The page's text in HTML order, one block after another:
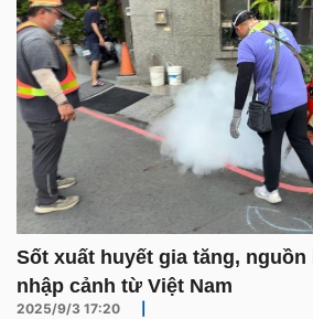
Sốt xuất huyết gia tăng,
nhập cảnh từ Việt Nam
2025/9/3 17:20